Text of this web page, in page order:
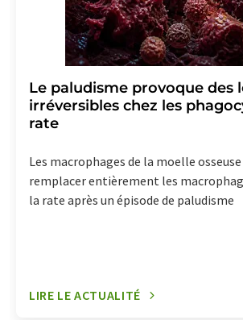
Le paludisme provoque des
irréversibles chez les
rate
Les macrophages de la moelle
remplacer entièrement les
la rate après un épisode de paludisme
LIRE LE ACTUALITÉ